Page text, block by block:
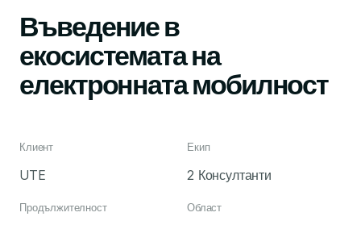
Въведение в
екосистемата на
електронната мобилност
Клиент
UTE
Екип
2 Консултанти
Продължителност Област